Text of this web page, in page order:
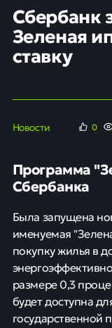
Сбербанк
Зеленая
ставку
Новости 0
Программа
Сбербанка
Была запущена
именуемая
покупку жилья в
размере 0,3
будет доступна
государственной